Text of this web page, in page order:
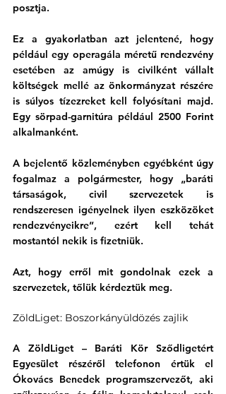
posztja.
Ez a gyakorlatban azt jelentené, hogy
például egy operagála méretű rendezvény
esetében az amúgy is civilként vállalt
költségek mellé az önkormányzat részére
is súlyos tízezreket kell folyósítani majd.
Egy sörpad-garnitúra például 2500 Forint
alkalmanként.
A bejelentő közleményben egyébként úgy
fogalmaz a polgármester, hogy „baráti
társaságok, civil szervezetek is
rendszeresen igényelnek ilyen eszközöket
rendezvényeikre”, ezért kell tehát
mostantól nekik is fizetniük.
Azt, hogy erről mit gondolnak ezek a
szervezetek, tőlük kérdeztük meg.
ZöldLiget: Boszorkányüldözés zajlik
A ZöldLiget – Baráti Kör Sződligetért
Egyesület részéről telefonon értük el
Ókovács Benedek programszervezőt, aki